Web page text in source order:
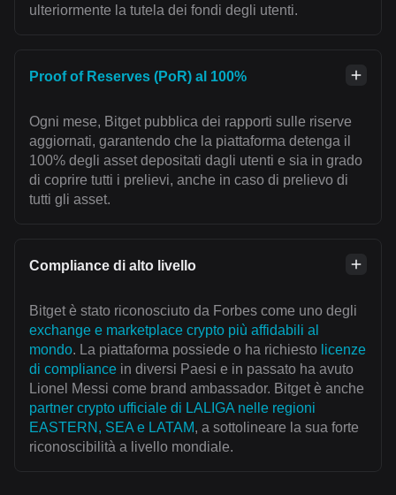
ulteriormente la tutela dei fondi degli utenti.
Proof of Reserves (PoR) al 100%
Ogni mese, Bitget pubblica dei rapporti sulle riserve
aggiornati, garantendo che la piattaforma detenga il
100% degli asset depositati dagli utenti e sia in grado
di coprire tutti i prelievi, anche in caso di prelievo di
tutti gli asset.
Compliance di alto livello
Bitget è stato riconosciuto da Forbes come uno degli
exchange e marketplace crypto più affidabili al
mondo. La piattaforma possiede o ha richiesto licenze
di compliance in diversi Paesi e in passato ha avuto
Lionel Messi come brand ambassador. Bitget è anche
partner crypto ufficiale di LALIGA nelle regioni
EASTERN, SEA e LATAM, a sottolineare la sua forte
riconoscibilità a livello mondiale.